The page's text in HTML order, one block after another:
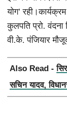
योग’
कुलपति प्रो. वंदना
वी.के. पंजियार
Also Read -
सचिन यादव,